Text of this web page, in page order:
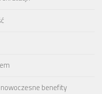
nowoczesne benefity